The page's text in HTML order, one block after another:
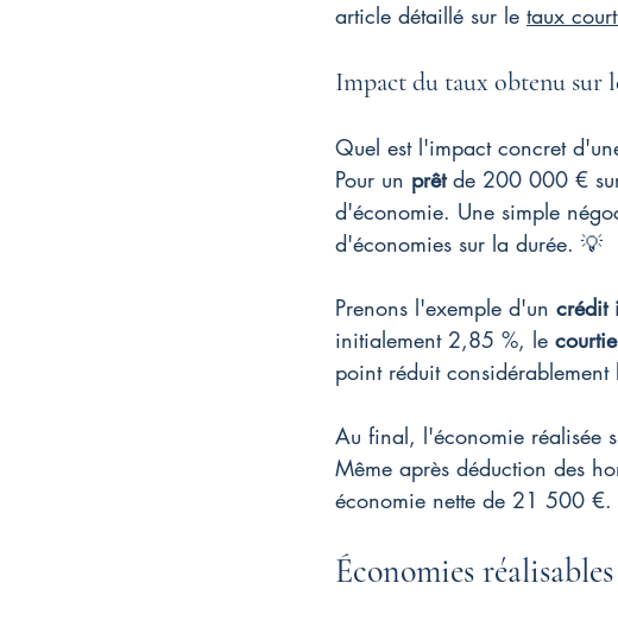
article détaillé sur le taux
Impact du taux obtenu sur
Quel est l'impact concret
Pour un prêt de 200 000 € sur
d'économie. Une simple
d'économies sur la durée. 💡
Prenons l'exemple d'un crédit
initialement 2,85 %, le
point réduit considérablement
Au final, l'économie réalisée
Même après déduction des
économie nette de 21 500 €.
Économies